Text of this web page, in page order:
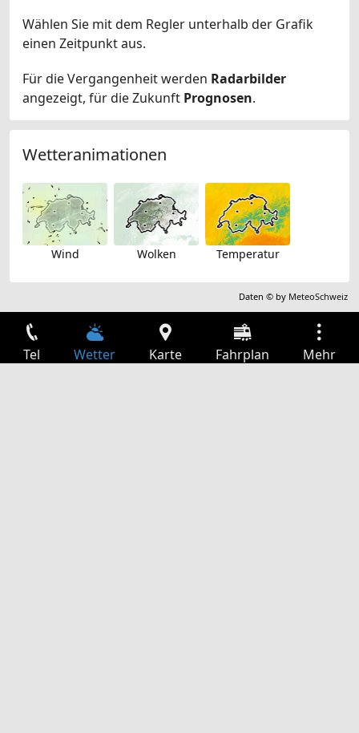
Wählen Sie mit dem Regler unterhalb der Grafik
einen Zeitpunkt aus.
Für die Vergangenheit werden Radarbilder
angezeigt, für die Zukunft Prognosen.
Wetteranimationen
Wind Wolken Temperatur
Daten © by MeteoSchweiz
Tel Wetter Karte Fahrplan Mehr